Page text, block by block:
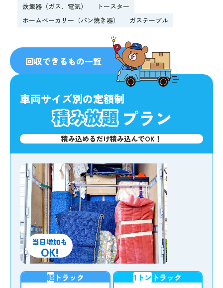
炊飯器（ガス、電気）
トースター
ホームベーカリー（パン焼き器）
ガステーブル
回収できるもの一覧
人気
No.1
車両サイズ別の定額制
プラン
積み込めるだけ積み込んでOK！
当日増加も
OK!
軽トラック 1トン トラック